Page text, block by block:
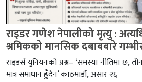
राइडर गणेश नेपालीको मृत्यु :
श्रमिकको मानसिक दबाबबारे
राइडर्स युनियनको प्रश्न– ‘समस्या नीतिमा छ,
मात्र समाधान हुँदैन’ काठमाडौं, असार २६